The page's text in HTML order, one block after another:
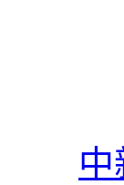
中